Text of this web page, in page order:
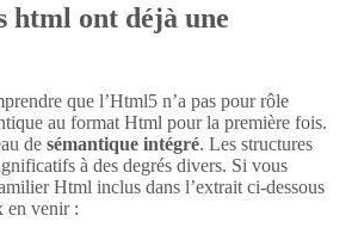
html ont déjà une
que l’Html5 n’a pas pour rôle
au format Html pour la première fois.
de sémantique intégré. Les structures
à des degrés divers. Si vous
Html inclus dans l’extrait ci-dessous
en venir :